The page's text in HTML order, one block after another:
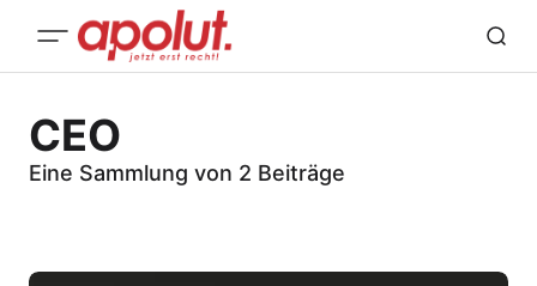
CEO
Eine Sammlung von 2 Beiträge